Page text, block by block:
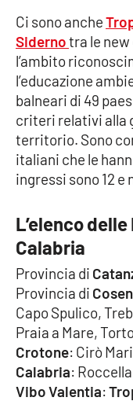
Sanità
Società
Sport
RUBRICHE
Parchi Marini
Leggendo
Imprese Di
Le perfidie di
Ci sono anche
Sidernotra le
l’ambito
l’educazione
balneari di 49
criteri relativi alla
territorio. Sono
italiani che le
ingressi sono 12 e
L’elenco
Calabria
Provincia di
Provincia di
Capo Spulico,
Praia a Mare,
Crotone: Cirò
Calabria:
Vibo Valentia: